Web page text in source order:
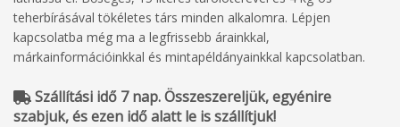
teherbírásával tökéletes társ minden alkalomra. Lépjen
kapcsolatba még ma a legfrissebb árainkkal,
márkainformációinkkal és mintapéldányainkkal kapcsolatban.
Szállítási idő 7 nap. Összeszereljük, egyénire
szabjuk, és ezen idő alatt le is szállítjuk!